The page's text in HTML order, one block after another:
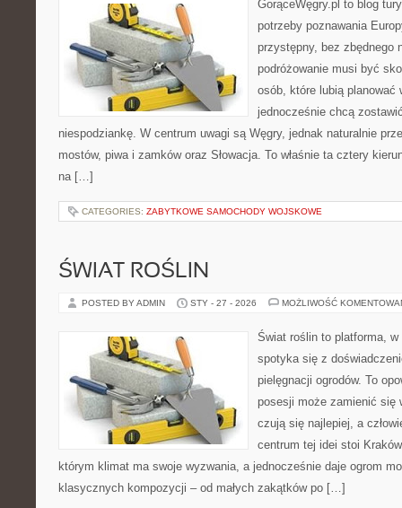
GorąceWęgry.pl to blog
potrzeby poznawania
przystępny, bez zbędnego
podróżowanie musi być
osób, które lubią
jednocześnie chcą
niespodziankę. W centrum uwagi są Węgry, jednak naturalnie
mostów, piwa i zamków oraz Słowacja. To właśnie ta cztery
na […]
CATEGORIES: ZABYTKOWE SAMOCHODY WOJSKOWE
ŚWIAT ROŚLIN
POSTED BY ADMIN STY - 27 - 2026 MOŻLIWOŚĆ
Świat roślin to platforma, w
spotyka się z
pielęgnacji ogrodów. To
posesji może zamienić się
czują się najlepiej, a
centrum tej idei stoi
którym klimat ma swoje wyzwania, a jednocześnie daje ogrom
klasycznych kompozycji – od małych zakątków po […]